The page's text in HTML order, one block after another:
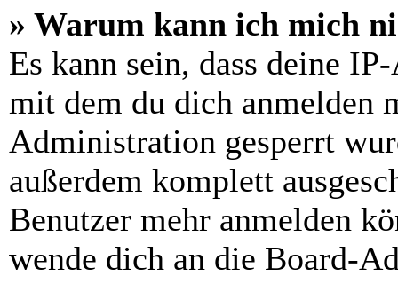
» Warum kann ich mich
Es kann sein, dass deine
mit dem du dich anmelden
Administration gesperrt
außerdem komplett
Benutzer mehr anmelden
wende dich an die Board-